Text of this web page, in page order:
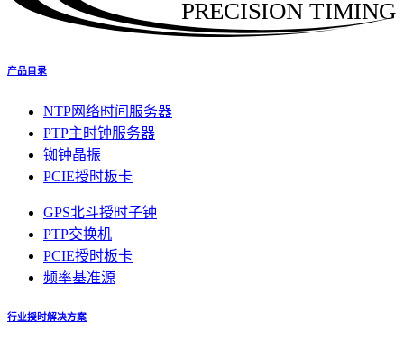
PRECISION TIMING
产品目录
NTP网络时间服务器
PTP主时钟服务器
铷钟晶振
PCIE授时板卡
GPS北斗授时子钟
PTP交换机
PCIE授时板卡
频率基准源
行业授时解决方案